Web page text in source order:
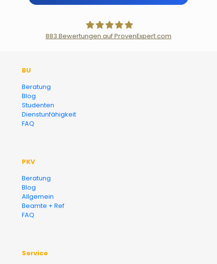
883 Bewertungen auf ProvenExpert.com
BU
Beratung
Blog
Studenten
Dienstunfähigkeit
FAQ
PKV
Beratung
Blog
Allgemein
Beamte + Ref
FAQ
Service